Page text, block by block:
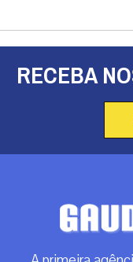
RECEBA